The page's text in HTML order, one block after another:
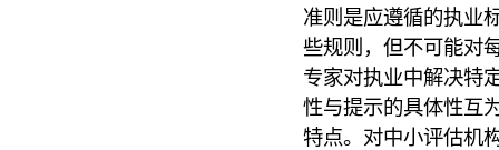
准则是应遵循的执业
些规则，但不可能对
专家对执业中解决特
性与提示的具体性互
特点。对中小评估机